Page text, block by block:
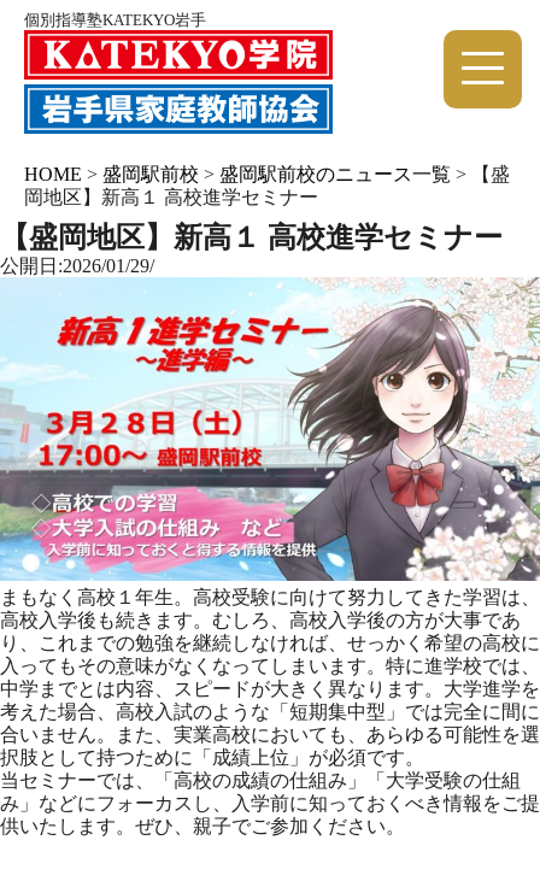
個別指導塾KATEKYO岩手
HOME > 盛岡駅前校 > 盛岡駅前校のニュース一覧 >
【盛
岡地区】新高１ 高校進学セミナー
【盛岡地区】新高１ 高校進学セミナー
公開日:2026/01/29/
まもなく高校１年生。高校受験に向けて努力してきた学習は、
高校入学後も続きます。むしろ、高校入学後の方が大事であ
り、これまでの勉強を継続しなければ、せっかく希望の高校に
入ってもその意味がなくなってしまいます。特に進学校では、
中学までとは内容、スピードが大きく異なります。大学進学を
考えた場合、高校入試のような「短期集中型」では完全に間に
合いません。また、実業高校においても、あらゆる可能性を選
択肢として持つために「成績上位」が必須です。
当セミナーでは、「高校の成績の仕組み」「大学受験の仕組
み」などにフォーカスし、入学前に知っておくべき情報をご提
供いたします。ぜひ、親子でご参加ください。